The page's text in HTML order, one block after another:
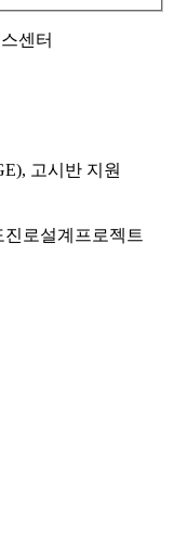
센터
고시반 지원
로설계프로젝트